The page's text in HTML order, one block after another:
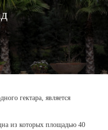
гектара, является
из которых площадью 40